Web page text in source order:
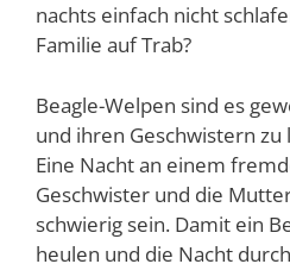
nachts einfach nicht
Familie auf Trab?
Beagle-Welpen sind es
und ihren Geschwistern
Eine Nacht an einem
Geschwister und die
schwierig sein. Damit ein
heulen und die Nacht